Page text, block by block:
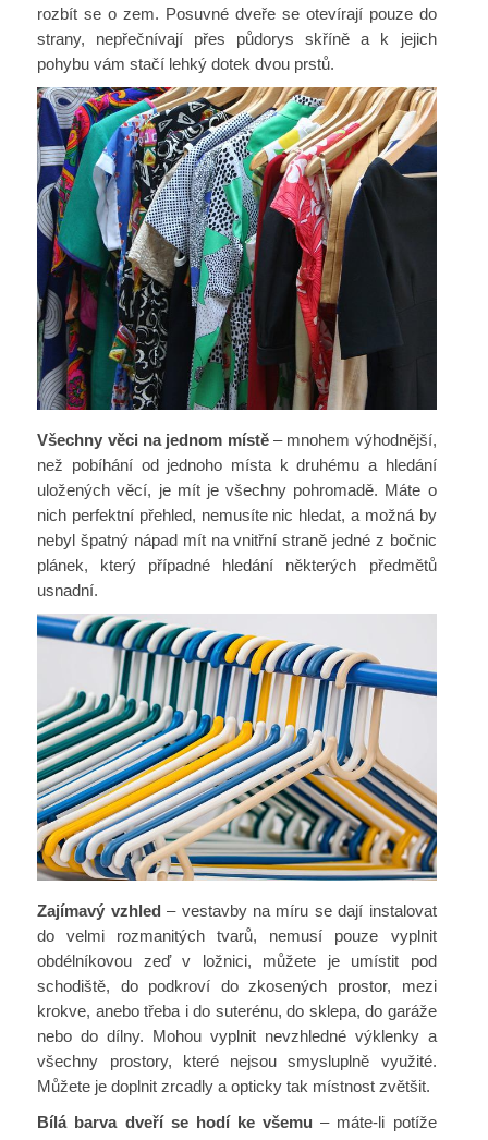
rozbít se o zem. Posuvné dveře se otevírají pouze do
strany, nepřečnívají přes půdorys skříně a k jejich
pohybu vám stačí lehký dotek dvou prstů.
Všechny věci na jednom místě– mnohem výhodnější,
než pobíhání od jednoho místa k druhému a hledání
uložených věcí, je mít je všechny pohromadě. Máte o
nich perfektní přehled, nemusíte nic hledat, a možná by
nebyl špatný nápad mít na vnitřní straně jedné z bočnic
plánek, který případné hledání některých předmětů
usnadní.
Zajímavý vzhled – vestavby na míru se dají instalovat
do velmi rozmanitých tvarů, nemusí pouze vyplnit
obdélníkovou zeď v ložnici, můžete je umístit pod
schodiště, do podkroví do zkosených prostor, mezi
krokve, anebo třeba i do suterénu, do sklepa, do garáže
nebo do dílny. Mohou vyplnit nevzhledné výklenky a
všechny prostory, které nejsou smysluplně využité.
Můžete je doplnit zrcadly a opticky tak místnost zvětšit.
Bílá barva dveří se hodí ke všemu – máte-li potíže